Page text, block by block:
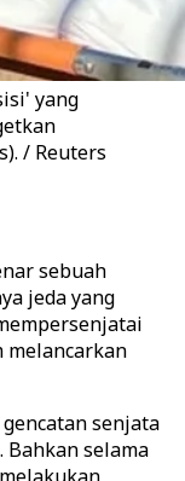
yang
/ Reuters
sebuah
jeda yang
melancarkan
senjata
Bahkan selama